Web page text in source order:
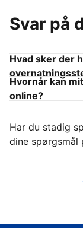
Svar på
Hvad sker der
Hvornår kan
online?
Har du stadig
dine spørgsmål
Begynd at